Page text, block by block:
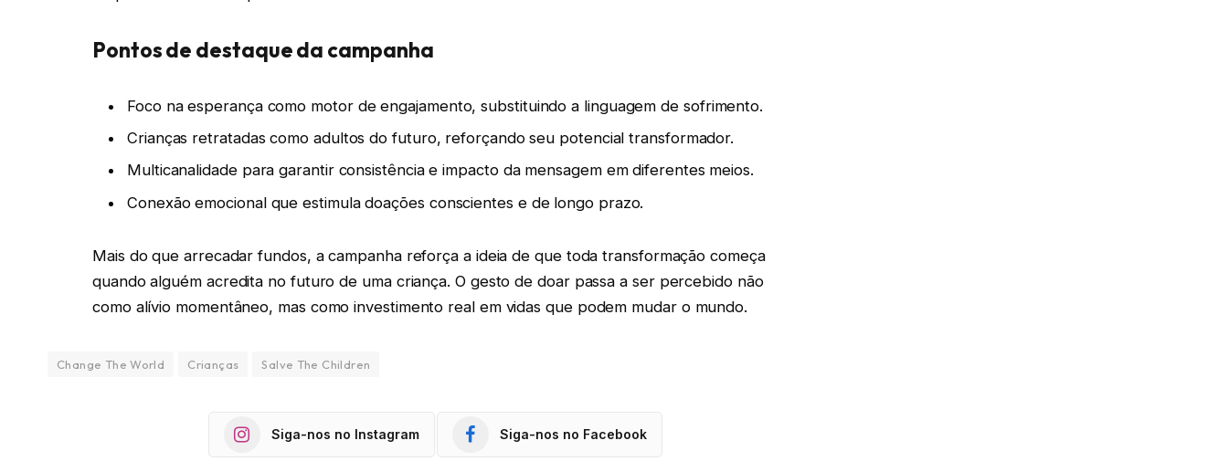
Pontos de destaque da campanha
Foco na esperança como motor de engajamento, substituindo a linguagem de sofrimento.
Crianças retratadas como adultos do futuro, reforçando seu potencial transformador.
Multicanalidade para garantir consistência e impacto da mensagem em diferentes meios.
Conexão emocional que estimula doações conscientes e de longo prazo.
Mais do que arrecadar fundos, a campanha reforça a ideia de que toda transformação começa
quando alguém acredita no futuro de uma criança. O gesto de doar passa a ser percebido não
como alívio momentâneo, mas como investimento real em vidas que podem mudar o mundo.
Change The World Crianças Salve The Children
Siga-nos no Instagram Siga-nos no Facebook